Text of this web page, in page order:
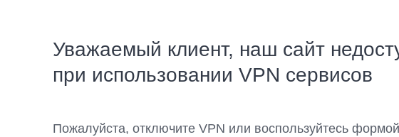
Уважаемый клиент, наш сайт
при использовании VPN сервисов
Пожалуйста, отключите VPN или воспользуйтесь